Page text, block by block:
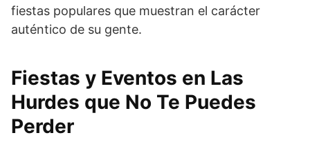
fiestas populares que muestran el carácter
auténtico de su gente.
Fiestas y Eventos en Las
Hurdes que No Te Puedes
Perder